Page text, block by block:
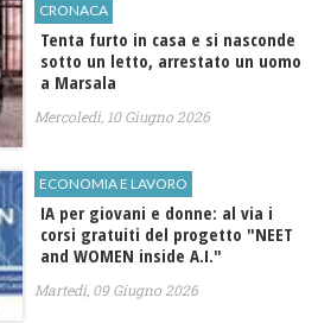
CRONACA
Tenta furto in casa e si nasconde
sotto un letto, arrestato un uomo
a Marsala
Mercoledì, 10 Giugno 2026
ECONOMIA E LAVORO
IA per giovani e donne: al via i
corsi gratuiti del progetto "NEET
and WOMEN inside A.I."
Martedì, 09 Giugno 2026